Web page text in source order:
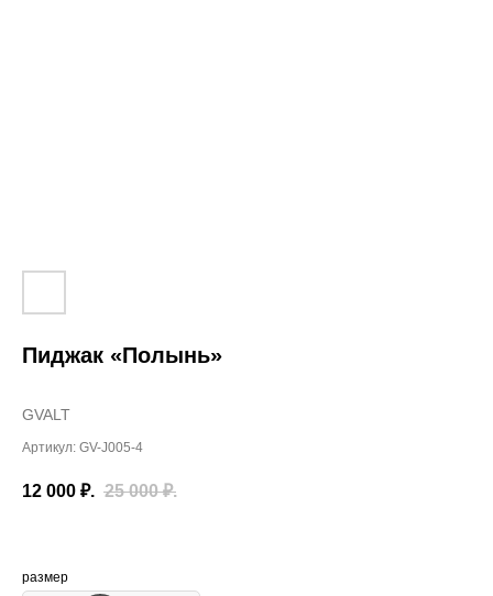
Пиджак «Полынь»
GVALT
Артикул: GV-J005-4
12 000 ₽. 25 000 ₽.
размер